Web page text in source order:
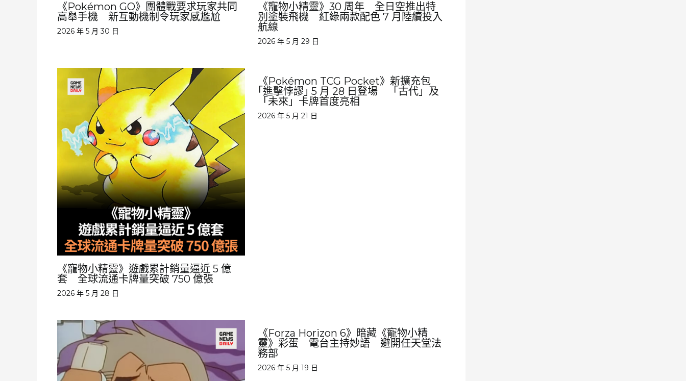
《Pokémon GO》團體戰要求玩家共同
高舉手機 新互動機制令玩家感尷尬
2026 年 5 月 30 日
《寵物小精靈》30 周年 全日空推出特
別塗裝飛機 紅綠兩款配色 7 月陸續投入
航線
2026 年 5 月 29 日
《寵物小精靈》遊戲累計銷量逼近 5 億
套 全球流通卡牌量突破 750 億張
2026 年 5 月 28 日
《Pokémon TCG Pocket》新擴充包
｢進擊悖謬｣ 5 月 28 日登場 「古代」及
「未來」卡牌首度亮相
2026 年 5 月 21 日
《Forza Horizon 6》暗藏《寵物小精
靈》彩蛋 電台主持妙語 避開任天堂法
務部
2026 年 5 月 19 日